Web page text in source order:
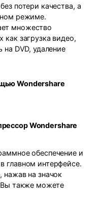
потери качества, а
режиме.
множество
как загрузка видео,
на DVD, удаление
Wondershare
Wondershare
обеспечение и
главном интерфейсе.
нажав на значок
Вы также можете